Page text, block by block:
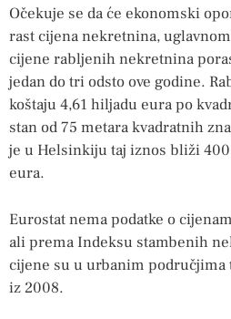
Očekuje se da će ekonomski
rast cijena nekretnina,
cijene rabljenih nekretnina
jedan do tri odsto ove godine.
koštaju 4,61 hiljadu eura po
stan od 75 metara kvadratnih
je u Helsinkiju taj iznos bliži
eura.
Eurostat nema podatke o
ali prema Indeksu stambenih
cijene su u urbanim područjima
iz 2008.